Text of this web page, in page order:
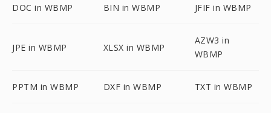
DOC in WBMP BIN in WBMP JFIF in WBMP
JPE in WBMP XLSX in WBMP
AZW3 in
WBMP
PPTM in WBMP DXF in WBMP TXT in WBMP